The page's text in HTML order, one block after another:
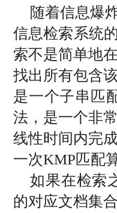
随着信息爆
信息检索系统
索不是简单地
找出所有包含
是一个子串匹
法，是一个非
线性时间内完
一次KMP匹配
如果在检索
的对应文档集